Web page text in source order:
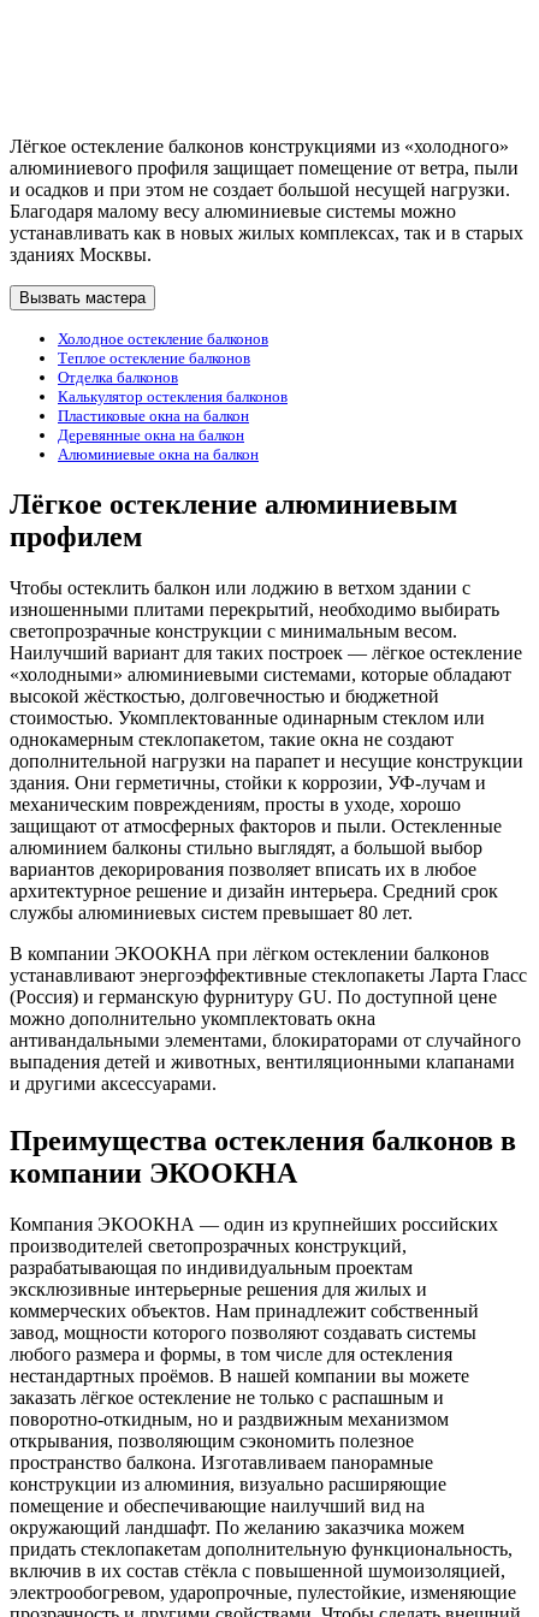
Лёгкое остекление балконов конструкциями из «холодного»
алюминиевого профиля защищает помещение от ветра, пыли
и осадков и при этом не создает большой несущей нагрузки.
Благодаря малому весу алюминиевые системы можно
устанавливать как в новых жилых комплексах, так и в старых
зданиях Москвы.
Вызвать мастера
Холодное остекление балконов
Теплое остекление балконов
Отделка балконов
Калькулятор остекления балконов
Пластиковые окна на балкон
Деревянные окна на балкон
Алюминиевые окна на балкон
Лёгкое остекление алюминиевым
профилем
Чтобы остеклить балкон или лоджию в ветхом здании с
изношенными плитами перекрытий, необходимо выбирать
светопрозрачные конструкции с минимальным весом.
Наилучший вариант для таких построек — лёгкое остекление
«холодными» алюминиевыми системами, которые обладают
высокой жёсткостью, долговечностью и бюджетной
стоимостью. Укомплектованные одинарным стеклом или
однокамерным стеклопакетом, такие окна не создают
дополнительной нагрузки на парапет и несущие конструкции
здания. Они герметичны, стойки к коррозии, УФ-лучам и
механическим повреждениям, просты в уходе, хорошо
защищают от атмосферных факторов и пыли. Остекленные
алюминием балконы стильно выглядят, а большой выбор
вариантов декорирования позволяет вписать их в любое
архитектурное решение и дизайн интерьера. Средний срок
службы алюминиевых систем превышает 80 лет.
В компании ЭКООКНА при лёгком остеклении балконов
устанавливают энергоэффективные стеклопакеты Ларта Гласс
(Россия) и германскую фурнитуру GU. По доступной цене
можно дополнительно укомплектовать окна
антивандальными элементами, блокираторами от случайного
выпадения детей и животных, вентиляционными клапанами
и другими аксессуарами.
Преимущества остекления балконов в
компании ЭКООКНА
Компания ЭКООКНА — один из крупнейших российских
производителей светопрозрачных конструкций,
разрабатывающая по индивидуальным проектам
эксклюзивные интерьерные решения для жилых и
коммерческих объектов. Нам принадлежит собственный
завод, мощности которого позволяют создавать системы
любого размера и формы, в том числе для остекления
нестандартных проёмов. В нашей компании вы можете
заказать лёгкое остекление не только с распашным и
поворотно-откидным, но и раздвижным механизмом
открывания, позволяющим сэкономить полезное
пространство балкона. Изготавливаем панорамные
конструкции из алюминия, визуально расширяющие
помещение и обеспечивающие наилучший вид на
окружающий ландшафт. По желанию заказчика можем
придать стеклопакетам дополнительную функциональность,
включив в их состав стёкла с повышенной шумоизоляцией,
электрообогревом, ударопрочные, пулестойкие, изменяющие